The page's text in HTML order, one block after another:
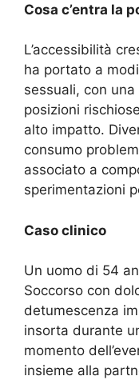
Cosa c’entra la
L’accessibilità
ha portato a
sessuali, con
posizioni
alto impatto.
consumo
associato a
sperimentazioni
Caso clinico
Un uomo di 54
Soccorso con
detumescenza
insorta durante
momento
insieme alla